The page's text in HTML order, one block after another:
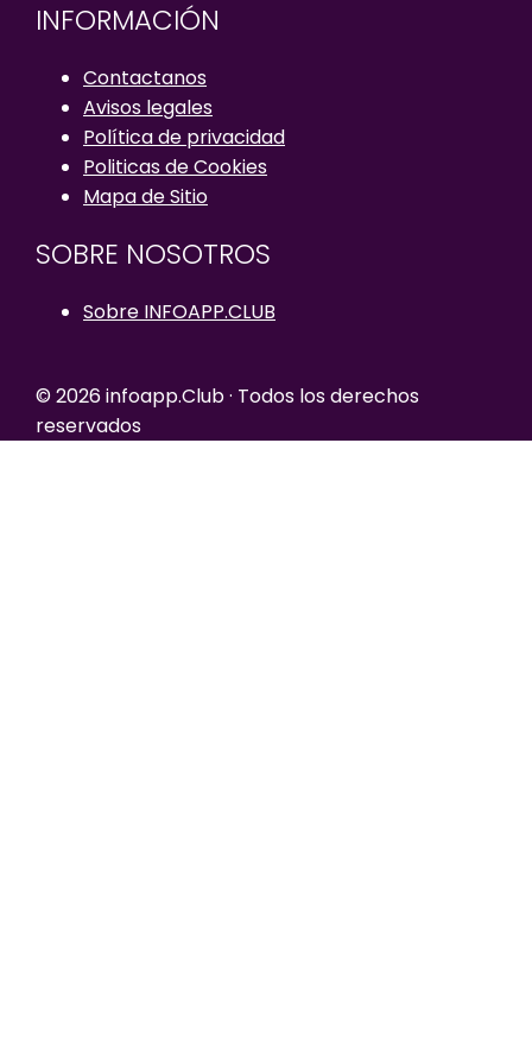
INFORMACIÓN
Contactanos
Avisos legales
Política de privacidad
Politicas de Cookies
Mapa de Sitio
SOBRE NOSOTROS
Sobre INFOAPP.CLUB
© 2026 infoapp.Club · Todos los derechos
reservados